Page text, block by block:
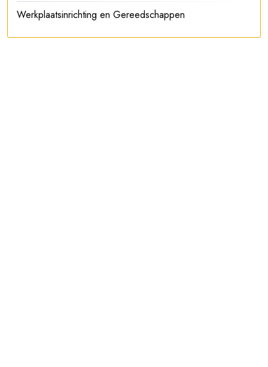
Werkplaatsinrichting en Gereedschappen